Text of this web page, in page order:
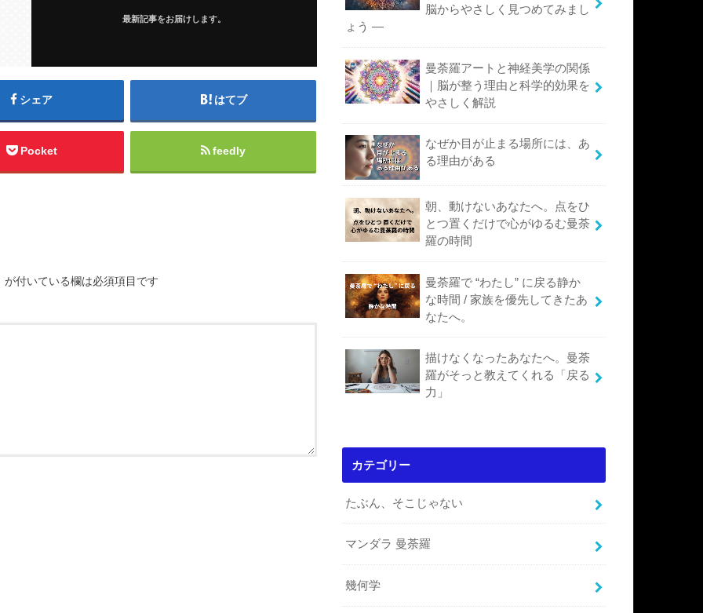
最新記事をお届けします。
シェア はてブ
Pocket feedly
が付いている欄は必須項目です
脳からやさしく見つめてみまし
ょう ―
曼荼羅アートと神経美学の関係
｜脳が整う理由と科学的効果を
やさしく解説
なぜか目が止まる場所には、あ
る理由がある
朝、動けないあなたへ。点をひ
とつ置くだけで心がゆるむ曼荼
羅の時間
曼荼羅で “わたし” に戻る静か
な時間 / 家族を優先してきたあ
なたへ。
描けなくなったあなたへ。曼荼
羅がそっと教えてくれる「戻る
力」
カテゴリー
たぶん、そこじゃない
マンダラ 曼荼羅
幾何学